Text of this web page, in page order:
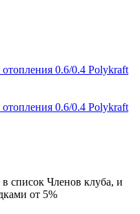
0.6/0.4 Polykraft
0.6/0.4 Polykraft
список Членов клуба, и
от 5%